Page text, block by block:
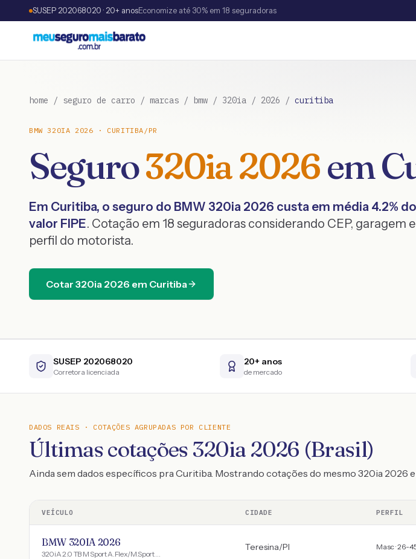
SUSEP 202068020 · 20+ anosEconomize até 30% em 18 seguradoras
home / seguro de carro / marcas / bmw / 320ia / 2026 / curitiba
BMW 320IA 2026 · CURITIBA /PR
Seguro320ia2026em
Em Curitiba, o seguro do BMW 320ia 2026 custa em média 4.2% do
valor FIPE. Cotação em 18 seguradoras considerando CEP, garagem e
perfil do motorista.
Cotar 320ia 2026 em Curitiba
SUSEP 202068020
Corretora licenciada
20+ anos
de mercado
DADOS REAIS · COTAÇÕES AGRUPADAS POR CLIENTE
Últimas cotações 320ia 2026 (Brasil)
Ainda sem dados específicos pra Curitiba. Mostrando cotações do mesmo 320ia 2026
VEÍCULO CIDADE PERFIL
BMW 320IA 2026
320iA 2.0 TB M Sport A.Flex/M.Sport 4p
Teresina/PI Masc · 26-